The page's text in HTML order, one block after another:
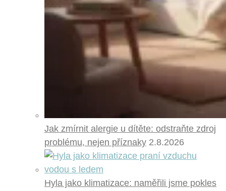
Jak zmírnit alergie u dítěte: odstraňte zdroj
problému, nejen příznaky 2.8.2026
Hyla jako klimatizace: naměřili jsme pokles